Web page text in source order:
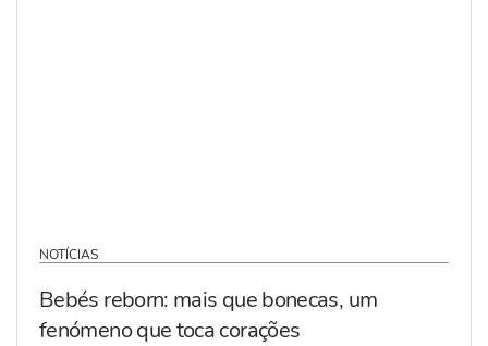
NOTÍCIAS
Bebés reborn: mais que bonecas, um
fenómeno que toca corações